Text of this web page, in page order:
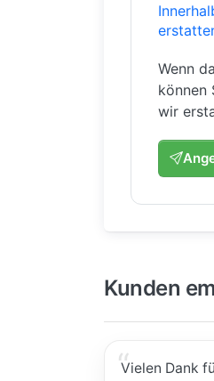
Wenn
können
wir
Kunden
Vielen Dank